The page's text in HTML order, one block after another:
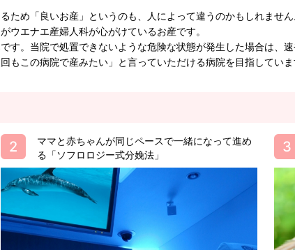
ため「良いお産」というのも、人によって違うのかもしれませ
ウエナエ産婦人科が心がけているお産です。
す。当院で処置できないような危険な状態が発生した場合は、
もこの病院で産みたい」と言っていただける病院を目指していま
ママと赤ちゃんが同じペースで一緒になって進め
る「ソフロロジー式分娩法」